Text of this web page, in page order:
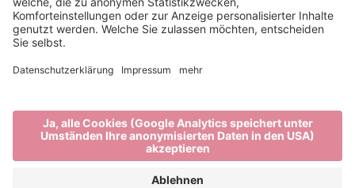
Brixen Tourismus
Privacy
Impressum
Förderungen
produced by